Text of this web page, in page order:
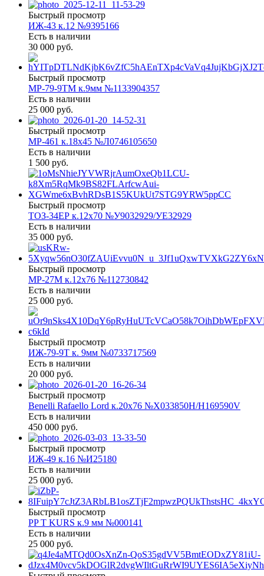
Быстрый просмотр
ИЖ-43 к.12 №9395166
Есть в наличии
30 000 руб.
Быстрый просмотр
МР-79-9ТМ к.9мм №1133904357
Есть в наличии
25 000 руб.
Быстрый просмотр
МР-461 к.18х45 №Л0746105650
Есть в наличии
1 500 руб.
Быстрый просмотр
ТОЗ-34ЕР к.12х70 №У9032929/УЕ32929
Есть в наличии
35 000 руб.
Быстрый просмотр
МР-27М к.12х76 №112730842
Есть в наличии
25 000 руб.
Быстрый просмотр
ИЖ-79-9Т к. 9мм №0733717569
Есть в наличии
20 000 руб.
Быстрый просмотр
Benelli Rafaello Lord к.20х76 №X033850Н/Н169590V
Есть в наличии
450 000 руб.
Быстрый просмотр
ИЖ-49 к.16 №И25180
Есть в наличии
25 000 руб.
Быстрый просмотр
PP T KURS к.9 мм №000141
Есть в наличии
25 000 руб.